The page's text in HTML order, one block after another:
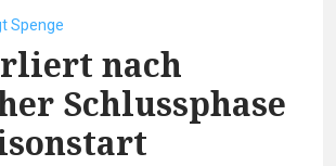
Spenge
nach
Schlussphase